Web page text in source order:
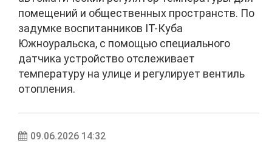
помещений и общественных пространств. По
задумке воспитанников IT-Куба
Южноуральска, с помощью специального
датчика устройство отслеживает
температуру на улице и регулирует вентиль
отопления.
09.06.2026 14:32